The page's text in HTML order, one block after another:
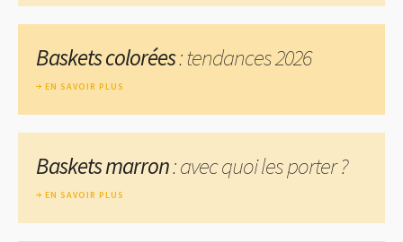
Baskets colorées: tendances 2026
EN SAVOIR PLUS
Baskets marron: avec quoi les porter ?
EN SAVOIR PLUS